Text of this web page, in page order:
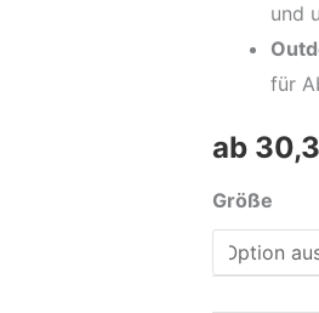
und
für
ab
Größe
by
Menge